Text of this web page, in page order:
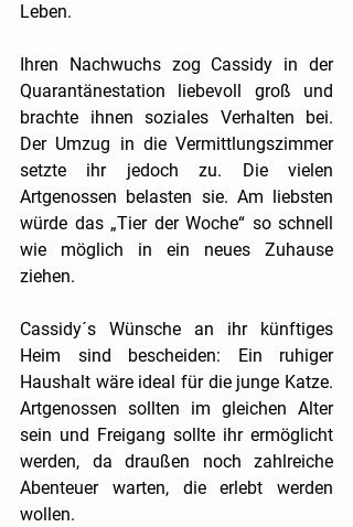
Leben.
Ihren Nachwuchs zog Cassidy in der
Quarantänestation liebevoll groß und
brachte ihnen soziales Verhalten bei.
Der Umzug in die Vermittlungszimmer
setzte ihr jedoch zu. Die vielen
Artgenossen belasten sie. Am liebsten
würde das „Tier der Woche“ so schnell
wie möglich in ein neues Zuhause
ziehen.
Cassidy´s Wünsche an ihr künftiges
Heim sind bescheiden: Ein ruhiger
Haushalt wäre ideal für die junge Katze.
Artgenossen sollten im gleichen Alter
sein und Freigang sollte ihr ermöglicht
werden, da draußen noch zahlreiche
Abenteuer warten, die erlebt werden
wollen.